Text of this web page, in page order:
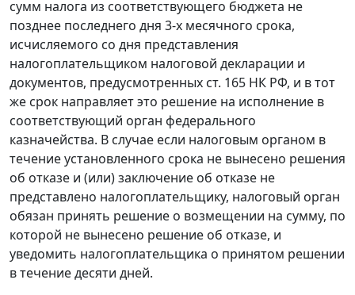
сумм налога из соответствующего бюджета не
позднее последнего дня 3-х месячного срока,
исчисляемого со дня представления
налогоплательщиком налоговой декларации и
документов, предусмотренных ст. 165 НК РФ, и в тот
же срок направляет это решение на исполнение в
соответствующий орган федерального
казначейства. В случае если налоговым органом в
течение установленного срока не вынесено решения
об отказе и (или) заключение об отказе не
представлено налогоплательщику, налоговый орган
обязан принять решение о возмещении на сумму, по
которой не вынесено решение об отказе, и
уведомить налогоплательщика о принятом решении
в течение десяти дней.